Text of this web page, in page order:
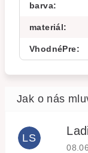
barva:
materiál:
VhodnéPre:
LS